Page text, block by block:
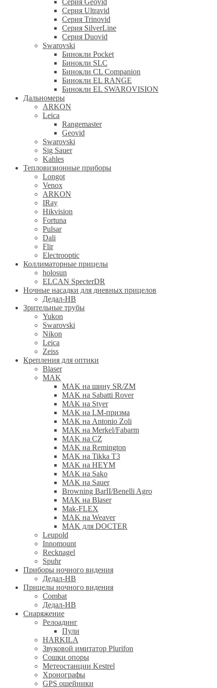
Серия Geovid
Серия Ultravid
Серия Trinovid
Серия SilverLine
Серия Duovid
Swarovski
Бинокли Pocket
Бинокли SLC
Бинокли CL Companion
Бинокли EL RANGE
Бинокли EL SWAROVISION
Дальномеры
ARKON
Leica
Rangemaster
Geovid
Swarovski
Sig Sauer
Kahles
Тепловизионные приборы
Longot
Venox
ARKON
IRay
Hikvision
Fortuna
Pulsar
Dali
Flir
Electrooptic
Коллиматорные прицелы
holosun
ELCAN SpecterDR
Ночные насадки для дневных прицелов
Дедал-НВ
Зрительные трубы
Yukon
Swarovski
Nikon
Leica
Zeiss
Крепления для оптики
Blaser
MAK
MAK на шину SR/ZM
MAK на Sabatti Rover
MAK на Styer
MAK на LM-призма
MAK на Antonio Zoli
MAK на Merkel/Fabarm
MAK на CZ
MAK на Remington
MAK на Tikka T3
MAK на HEYM
MAK на Sako
MAK на Sauer
Browning BarII/Benelli Agro
MAK на Blaser
Mak-FLEX
MAK на Weaver
MAK для DOCTER
Leupold
Innomount
Recknagel
Spuhr
Приборы ночного видения
Дедал-НВ
Прицелы ночного видения
Combat
Дедал-НВ
Снаряжение
Релоадинг
Пули
HARKILA
Звуковой имитатор Plurifon
Сошки опоры
Метеостанции Kestrel
Хронографы
GPS ошейники